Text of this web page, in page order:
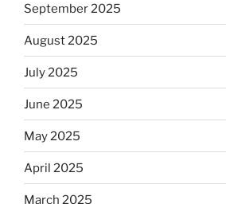
September 2025
August 2025
July 2025
June 2025
May 2025
April 2025
March 2025